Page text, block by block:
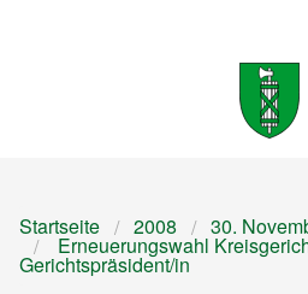
Startseite 2008 30.
Erneuerungswahl
Gerichtspräsident/in